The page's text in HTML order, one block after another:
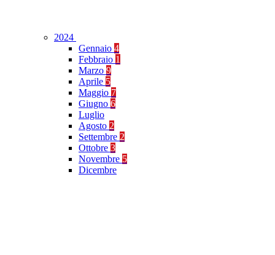
2024
Gennaio 4
Febbraio 1
Marzo 9
Aprile 5
Maggio 7
Giugno 6
Luglio
Agosto 2
Settembre 2
Ottobre 3
Novembre 5
Dicembre